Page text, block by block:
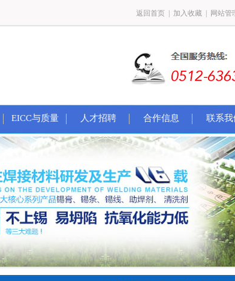
返回首页 加入收藏 网站管
EICC与质量 人才招聘 合作信息 联系我